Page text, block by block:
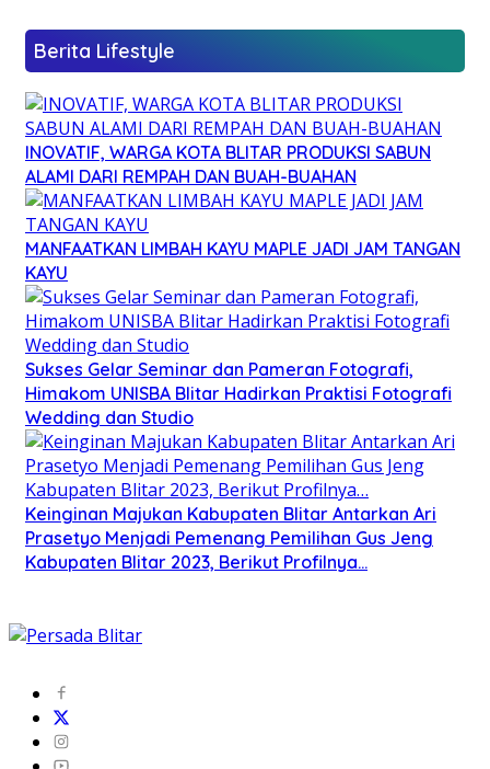
Berita Lifestyle
INOVATIF, WARGA KOTA BLITAR PRODUKSI SABUN
ALAMI DARI REMPAH DAN BUAH-BUAHAN
MANFAATKAN LIMBAH KAYU MAPLE JADI JAM TANGAN
KAYU
Sukses Gelar Seminar dan Pameran Fotografi,
Himakom UNISBA Blitar Hadirkan Praktisi Fotografi
Wedding dan Studio
Keinginan Majukan Kabupaten Blitar Antarkan Ari
Prasetyo Menjadi Pemenang Pemilihan Gus Jeng
Kabupaten Blitar 2023, Berikut Profilnya…